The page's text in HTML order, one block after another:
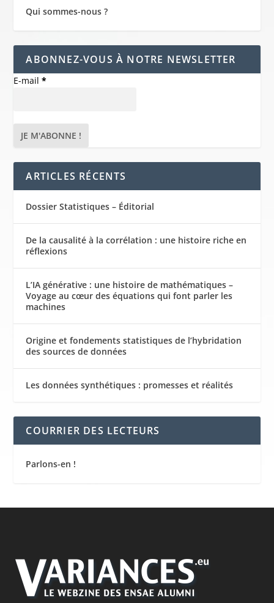
Qui sommes-nous ?
ABONNEZ-VOUS À NOTRE NEWSLETTER
E-mail*
ARTICLES RÉCENTS
Dossier Statistiques – Éditorial
De la causalité à la corrélation : une histoire riche en
réflexions
L’IA générative : une histoire de mathématiques –
Voyage au cœur des équations qui font parler les
machines
Origine et fondements statistiques de l’hybridation
des sources de données
Les données synthétiques : promesses et réalités
COURRIER DES LECTEURS
Parlons-en !